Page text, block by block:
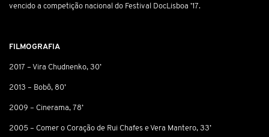
vencido a competição nacional do Festival DocLisboa ’17.
FILMOGRAFIA
2017 – Vira Chudnenko, 30’
2013 – Bobô, 80’
2009 – Cinerama, 78’
2005 – Comer o Coração de Rui Chafes e Vera Mantero, 33’